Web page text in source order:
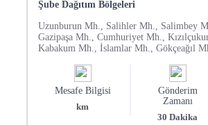
Şube Dağıtım Bölgeleri
Uzunburun Mh., Salihler Mh., Salimbey
Gazipaşa Mh., Cumhuriyet Mh.,
Kabakum Mh., İslamlar Mh., Gökçeağıl
Mesafe Bilgisi
km
Gönderim
Zamanı
30 Dakika